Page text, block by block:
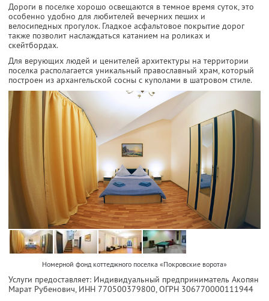
Дороги в поселке хорошо освещаются в темное время суток, это
особенно удобно для любителей вечерних пеших и
велосипедных прогулок. Гладкое асфальтовое покрытие дорог
также позволит наслаждаться катанием на роликах и
скейтбордах.
Для верующих людей и ценителей архитектуры на территории
поселка располагается уникальный православный храм, который
построен из архангельской сосны с куполами в шатровом стиле.
Номерной фонд коттеджного поселка «Покровские ворота»
Услуги предоставляет: Индивидуальный предприниматель Акопян
Марат Рубенович, ИНН 770500379800, ОГРН 306770000111944